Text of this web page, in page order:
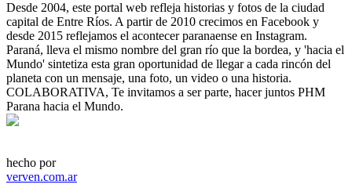
Desde 2004, este portal web refleja historias y fotos de la ciudad
capital de Entre Ríos. A partir de 2010 crecimos en Facebook y
desde 2015 reflejamos el acontecer paranaense en Instagram.
Paraná, lleva el mismo nombre del gran río que la bordea, y 'hacia el
Mundo' sintetiza esta gran oportunidad de llegar a cada rincón del
planeta con un mensaje, una foto, un video o una historia.
COLABORATIVA, Te invitamos a ser parte, hacer juntos PHM
Parana hacia el Mundo.
hecho por
verven.com.ar